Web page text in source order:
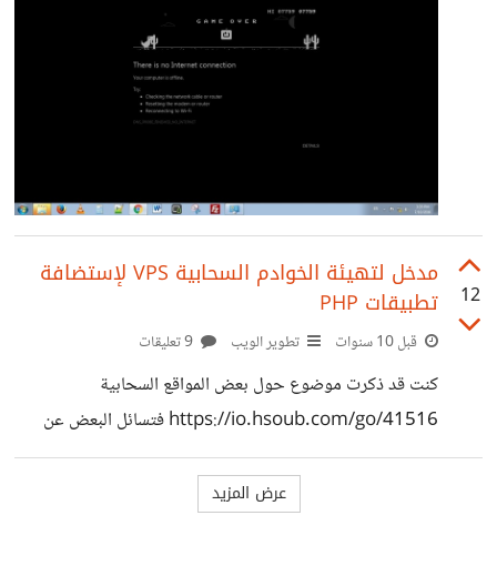
12
مدخل لتهيئة الخوادم السحابية VPS لإستضافة
تطبيقات PHP
قبل 10 سنوات تطوير الويب
كنت قد ذكرت موضوع حول بعض المواقع السحابية
https://io.hsoub.com/go/41516 فتسائل البعض عن
كيفيئة تهيئتها لإستضافة المواقع سنختار منهم اليوم خوادم شركة